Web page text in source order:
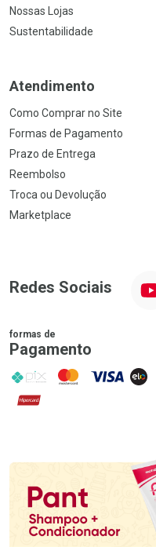
Nossas Lojas
Sustentabilidade
Atendimento
Como Comprar no Site
Formas de Pagamento
Prazo de Entrega
Reembolso
Troca ou Devolução
Marketplace
Redes Sociais
formas de
Pagamento
PIX MasterCard
VISA ELO
Hipercard